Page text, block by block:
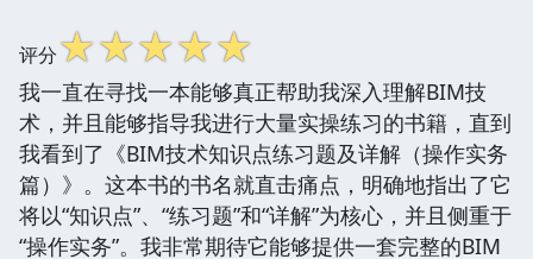
评分☆☆☆☆☆
我一直在寻找一本能够真正帮助我深入理解BIM技
术，并且能够指导我进行大量实操练习的书籍，直到
我看到了《BIM技术知识点练习题及详解（操作实务
篇）》。这本书的书名就直击痛点，明确地指出了它
将以“知识点”、“练习题”和“详解”为核心，并且侧重于
“操作实务”。我非常期待它能够提供一套完整的BIM